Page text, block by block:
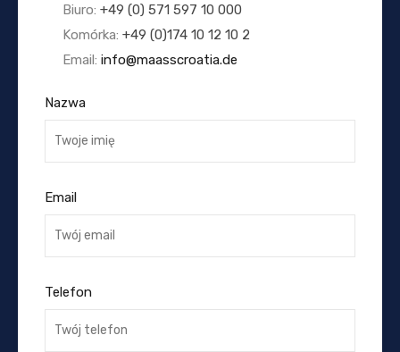
Biuro: +49 (0) 571 597 10 000
Komórka: +49 (0)174 10 12 10 2
Email: info@maasscroatia.de
Nazwa
Email
Telefon